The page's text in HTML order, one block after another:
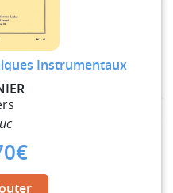
Instrumentaux
€